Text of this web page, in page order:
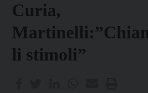
Curia,
li stimoli”